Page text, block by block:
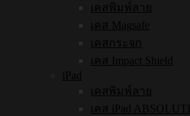
เคสพิมพ์ลาย
เคส Magsafe
เคสกระจก
เคส Impact Shield
iPad
เคสพิมพ์ลาย
เคส iPad ABSOLUTE